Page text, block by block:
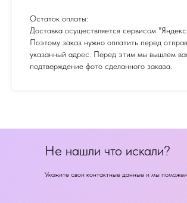
Остаток оплаты:
Доставка осуществляется сервисом
Поэтому заказ нужно оплатить перед
указанный адрес. Перед этим мы вышлем
подтверждение фото сделанного заказа.
Не нашли что искали?
Укажите свои контактные данные и мы